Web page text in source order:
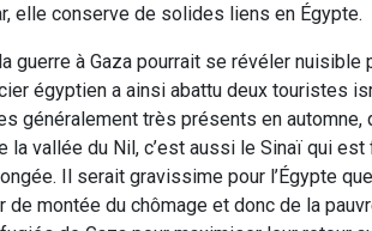
elle conserve de solides liens en Égypte.
à Gaza pourrait se révéler nuisible
égyptien a ainsi abattu deux touristes
généralement très présents en
vallée du Nil, c’est aussi le Sinaï qui
Il serait gravissime pour l’Égypte
montée du chômage et donc de la